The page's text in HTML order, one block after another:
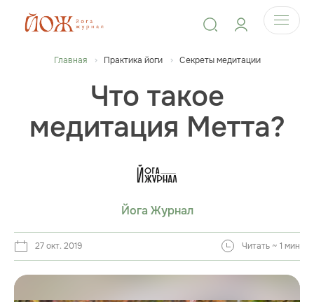
Главная Практика йоги Секреты медитации
Что такое
медитация Метта?
Йога Журнал
27 окт. 2019 Читать ~ 1 мин